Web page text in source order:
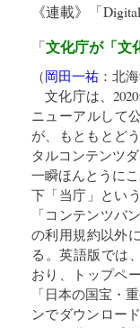
《連載》「
「文化庁が「文
（岡田一祐 ： 北
文化庁は、
ニューアルして
が、もともとど
タルコンテンツ
一瞬ほんとうに
下「当庁」とい
「コンテンツバ
の利用規約以外
る。英語版では
おり、トップペ
「日本の国宝・
ンでダウンロー